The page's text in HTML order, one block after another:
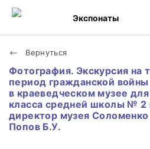
Экспонаты
Вернуться
Фотография. Экскурсия на
период гражданской
в краеведческом музее
класса средней школы № 2
директор музея
Попов Б.У.